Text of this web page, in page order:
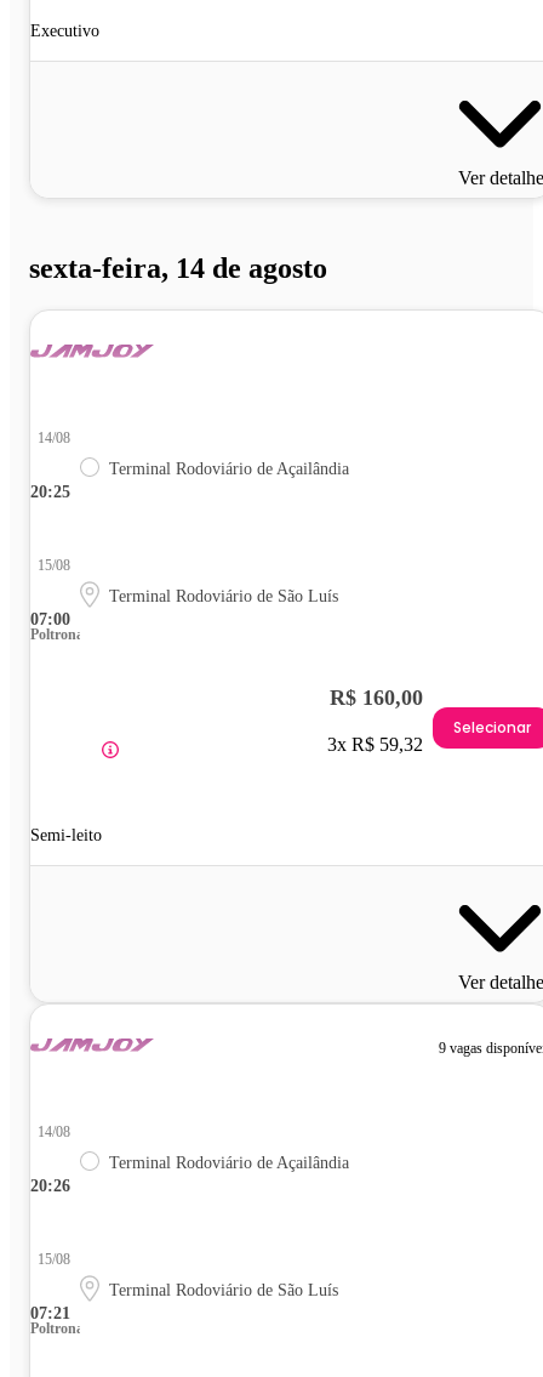
Executivo
Ver
sexta-feira, 14 de agosto
20:25
14/08
Terminal Rodoviário de Açailândia
07:00
15/08
Terminal Rodoviário de São Luís
Poltrona
Semi-leito
R$ 160,00
3x R$ 59,32
Selecionar
Ver
9 vagas
20:26
14/08
Terminal Rodoviário de Açailândia
07:21
15/08
Terminal Rodoviário de São Luís
Poltrona